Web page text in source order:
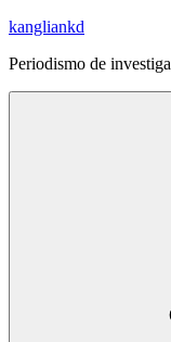
Saltar
contenido
kangliankd
Periodismo de